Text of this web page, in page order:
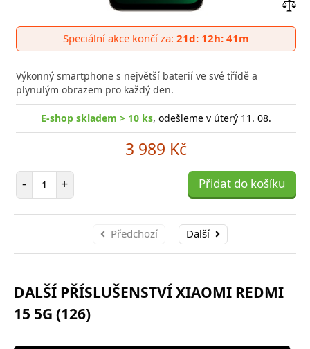
do
Speciální akce končí za: 21d: 12h: 41m
Výkonný smartphone s největší baterií ve své třídě a
plynulým obrazem pro každý den.
E-shop skladem > 10 ks, odešleme v úterý 11. 08.
3 989 Kč
- Počet položek
+ Přidat do košíku
Předchozí Další
DALŠÍ PŘÍSLUŠENSTVÍ XIAOMI REDMI
15 5G (126)